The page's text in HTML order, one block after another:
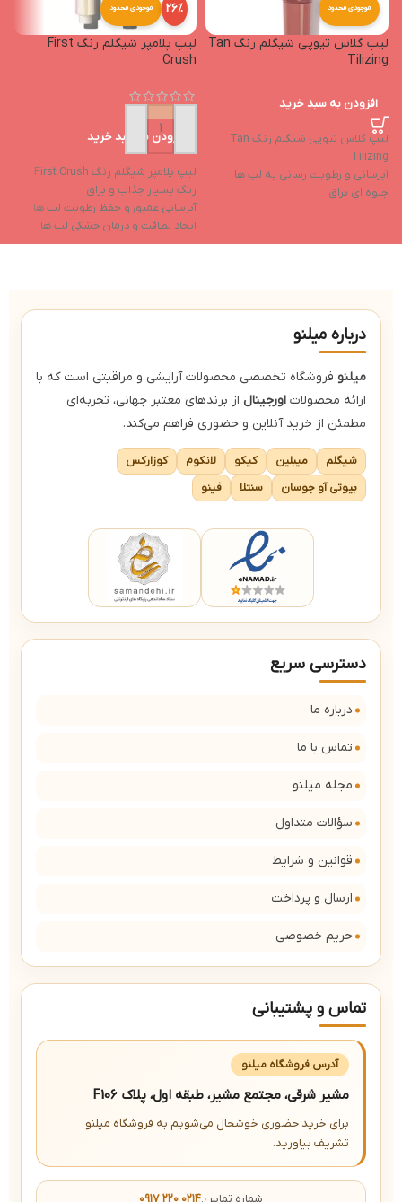
موجودی محدود
لیپ گلاس تیوپی شیگلم رنگ Tan
Tilizing
افزودن به سبد خرید
لیپ گلاس تیوپی شیگلم رنگ Tan
Tilizing
آبرسانی و رطوبت رسانی به لب ها
جلوه ای براق
موجودی محدود 26%
لیپ پلامپر شیگلم رنگ First
Crush
افزودن به سبد خرید
لیپ پلامپر شیگلم رنگ First Crush
رنگ بسیار جذاب و براق
آبرسانی عمیق و حفظ رطوبت لب ها
ایجاد لطافت و درمان خشکی لب ها
حاوی روغن نارگیل و روغن هسته
درباره میلنو
میلنو فروشگاه تخصصی محصولات آرایشی و مراقبتی است که با
ارائه محصولات اورجینال از برندهای معتبر جهانی، تجربه‌ای
مطمئن از خرید آنلاین و حضوری فراهم می‌کند.
شیگلم میبلین کیکو لانکوم
کوزارکس
بیوتی آو جوسان
سنتلا فینو
دسترسی سریع
درباره ما
تماس با ما
مجله میلنو
سؤالات متداول
قوانین و شرایط
ارسال و پرداخت
حریم خصوصی
تماس و پشتیبانی
آدرس فروشگاه میلنو
مشیر شرقی، مجتمع مشیر، طبقه اول، پلاک F106
برای خرید حضوری خوشحال می‌شویم به فروشگاه میلنو
تشریف بیاورید.